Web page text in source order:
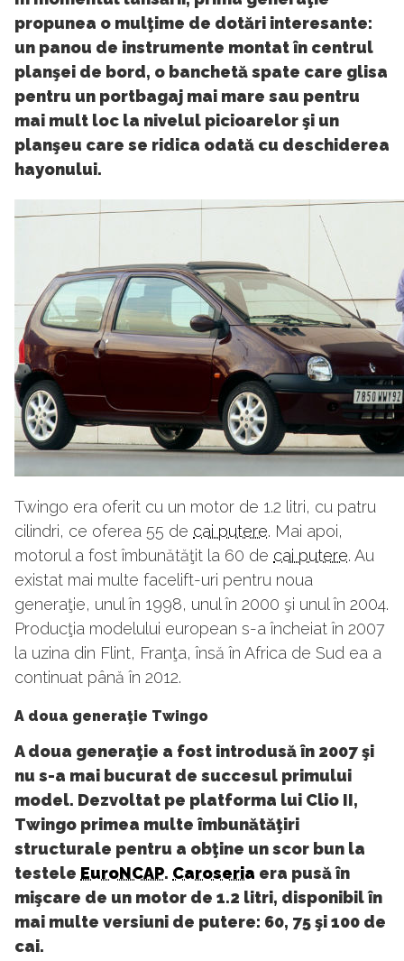
propunea o mulţime de dotări interesante:
un panou de instrumente montat în centrul
planşei de bord, o banchetă spate care glisa
pentru un portbagaj mai mare sau pentru
mai mult loc la nivelul picioarelor şi un
planşeu care se ridica odată cu deschiderea
hayonului.
Twingo era oferit cu un motor de 1.2 litri, cu patru
cilindri, ce oferea 55 de cai putere. Mai apoi,
motorul a fost îmbunătăţit la 60 de cai putere. Au
existat mai multe facelift-uri pentru noua
generaţie, unul în 1998, unul în 2000 şi unul în 2004.
Producţia modelului european s-a încheiat în 2007
la uzina din Flint, Franţa, însă în Africa de Sud ea a
continuat până în 2012.
A doua generaţie Twingo
A doua generaţie a fost introdusă în 2007 şi
nu s-a mai bucurat de succesul primului
model. Dezvoltat pe platforma lui Clio II,
Twingo primea multe îmbunătăţiri
structurale pentru a obţine un scor bun la
testele EuroNCAP. Caroseria era pusă în
mişcare de un motor de 1.2 litri, disponibil în
mai multe versiuni de putere: 60, 75 şi 100 de
cai.